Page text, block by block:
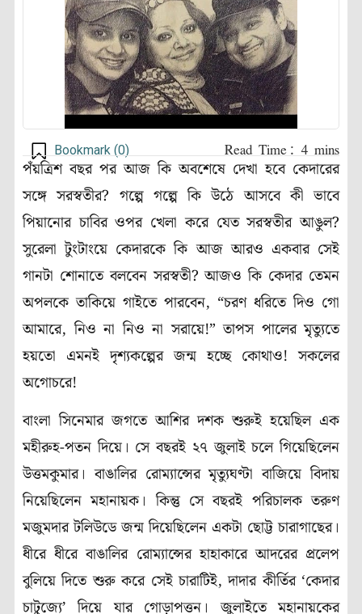
Bookmark (0)
পঁয়ত্রিশ বছর পর আজ কি অবশেষে দেখা হবে কেদারের
সঙ্গে সরস্বতীর? গল্পে গল্পে কি উঠে আসবে কী ভাবে
পিয়ানোর চাবির ওপর খেলা করে যেত সরস্বতীর আঙুল?
সুরেলা টুংটাংয়ে কেদারকে কি আজ আরও একবার সেই
গানটা শোনাতে বলবেন সরস্বতী? আজও কি কেদার তেমন
অপলকে তাকিয়ে গাইতে পারবেন, “চরণ ধরিতে দিও গো
আমারে, নিও না নিও না সরায়ে!” তাপস পালের মৃত্যুতে
হয়তো এমনই দৃশ্যকল্পের জন্ম হচ্ছে কোথাও! সকলের
অগোচরে!
বাংলা সিনেমার জগতে আশির দশক শুরুই হয়েছিল এক
মহীরুহ-পতন দিয়ে। সে বছরই ২৭ জুলাই চলে গিয়েছিলেন
উত্তমকুমার। বাঙালির রোম্যান্সের মৃত্যুঘণ্টা বাজিয়ে বিদায়
নিয়েছিলেন মহানায়ক। কিন্তু সে বছরই পরিচালক তরুণ
মজুমদার টলিউডে জন্ম দিয়েছিলেন একটা ছোট্ট চারাগাছের।
ধীরে ধীরে বাঙালির রোম্যান্সের হাহাকারে আদরের প্রলেপ
বুলিয়ে দিতে শুরু করে সেই চারাটিই, দাদার কীর্তির ‘কেদার
চাটুজ্যে’ দিয়ে যার গোড়াপত্তন। জুলাইতে মহানায়কের